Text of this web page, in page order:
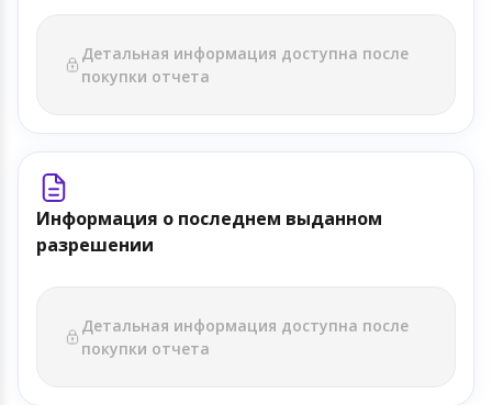
Детальная информация доступна после
покупки отчета
Информация о последнем выданном
разрешении
Детальная информация доступна после
покупки отчета